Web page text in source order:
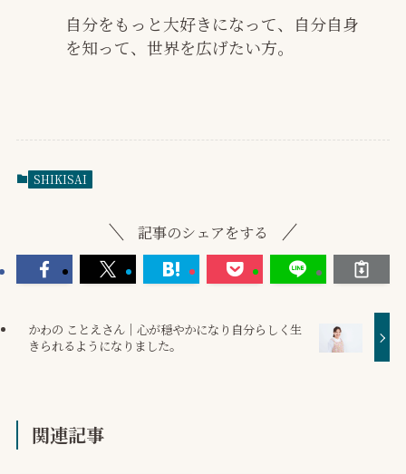
自分をもっと大好きになって、自分自身
を知って、世界を広げたい方。
SHIKISAI
記事のシェアをする
かわの ことえさん｜心が穏やかになり自分らしく生
きられるようになりました。
関連記事